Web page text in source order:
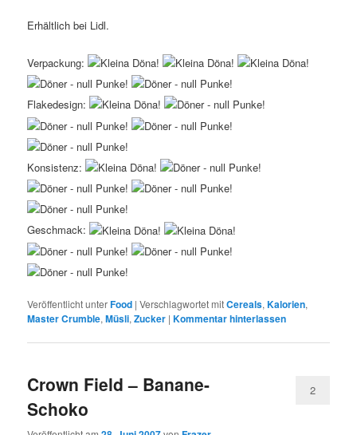
Erhältlich bei Lidl.
Verpackung:
Flakedesign:
Konsistenz:
Geschmack:
Veröffentlicht unterFood |Verschlagwortet mitCereals,Kalorien,
Master Crumble,Müsli,Zucker |Kommentar hinterlassen
Crown Field – Banane-
Schoko
2